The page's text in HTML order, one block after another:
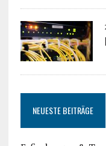
NEUESTE BEITRÄGE